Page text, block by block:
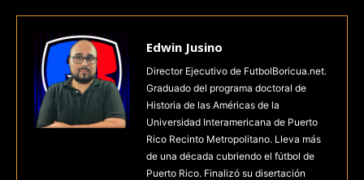
Edwin Jusino
Director Ejecutivo de FutbolBoricua.net.
Graduado del programa doctoral de
Historia de las Américas de la
Universidad Interamericana de Puerto
Rico Recinto Metropolitano. Lleva más
de una década cubriendo el fútbol de
Puerto Rico. Finalizó su disertación